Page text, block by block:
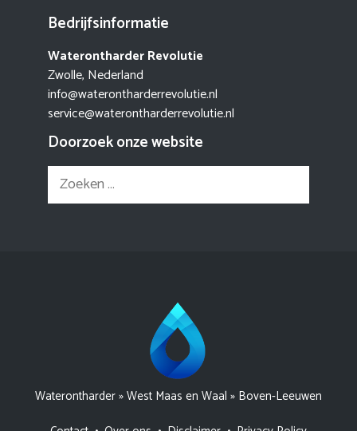
Bedrijfsinformatie
Waterontharder Revolutie
Zwolle, Nederland
info@waterontharderrevolutie.nl
service@waterontharderrevolutie.nl
Doorzoek onze website
Zoek
naar:
Waterontharder»West Maas en Waal » Boven-Leeuwen